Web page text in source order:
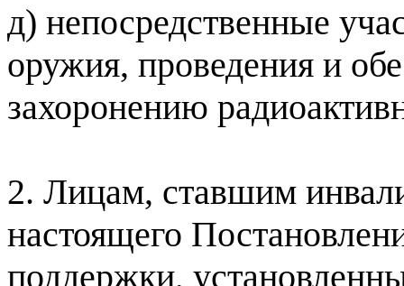
д) непосредственные
оружия, проведения и
захоронению
2. Лицам, ставшим
настоящего
поддержки,